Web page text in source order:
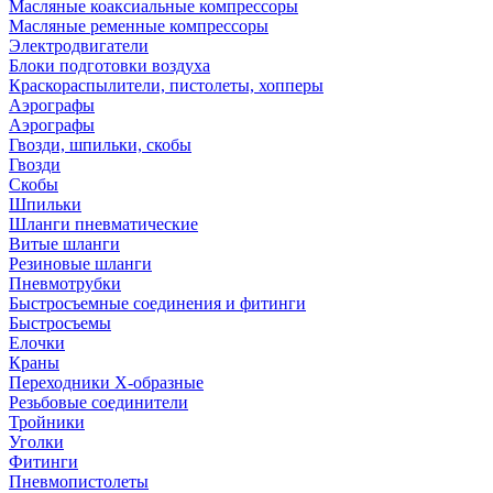
Масляные коаксиальные компрессоры
Масляные ременные компрессоры
Электродвигатели
Блоки подготовки воздуха
Краскораспылители, пистолеты, хопперы
Аэрографы
Аэрографы
Гвозди, шпильки, скобы
Гвозди
Скобы
Шпильки
Шланги пневматические
Витые шланги
Резиновые шланги
Пневмотрубки
Быстросъемные соединения и фитинги
Быстросъемы
Елочки
Краны
Переходники Х-образные
Резьбовые соединители
Тройники
Уголки
Фитинги
Пневмопистолеты